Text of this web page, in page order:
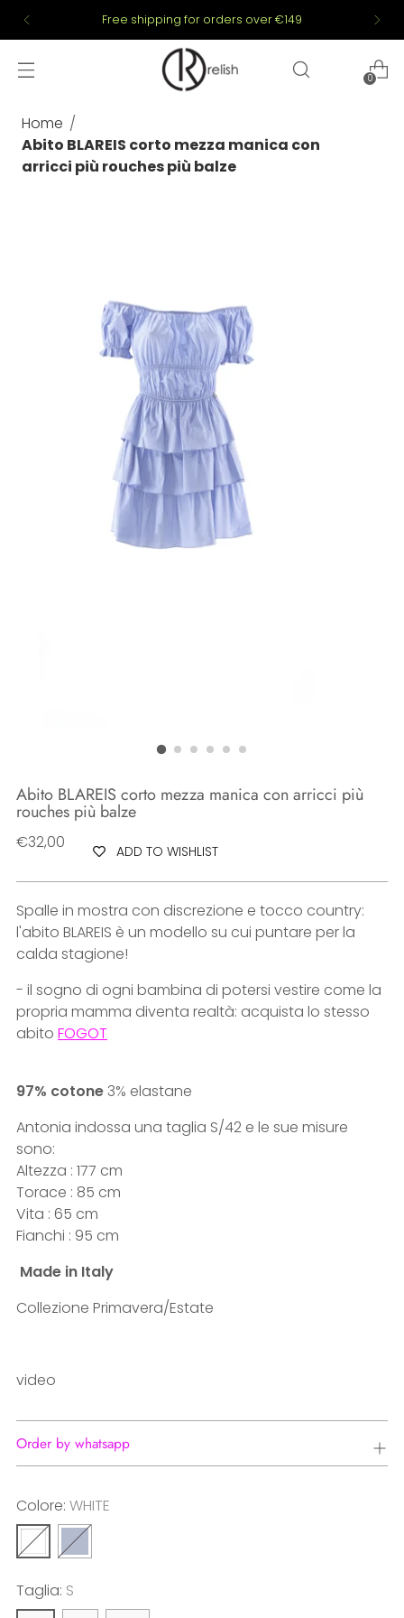
Free shipping for orders over €149
0
Home
Abito BLAREIS corto mezza manica con
arricci più rouches più balze
Abito BLAREIS corto mezza manica con arricci più
rouches più balze
Regular
€32,00 ADD TO WISHLIST
Spalle in mostra con discrezione e tocco country:
l'abito BLAREIS è un modello su cui puntare per la
calda stagione!
- il sogno di ogni bambina di potersi vestire come la
propria mamma diventa realtà: acquista lo stesso
abito FOGOT
97% cotone3% elastane
Antonia indossa una taglia S/42 e le sue misure
sono:
Altezza : 177 cm
Torace : 85 cm
Vita : 65 cm
Fianchi : 95 cm
Made in Italy
Collezione Primavera/Estate
video
Order by whatsapp
Colore: WHITE
Taglia: S